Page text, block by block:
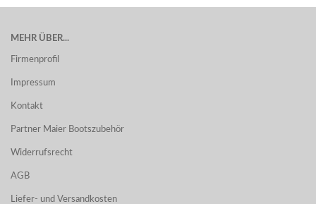
MEHR ÜBER...
Firmenprofil
Impressum
Kontakt
Partner Maier Bootszubehör
Widerrufsrecht
AGB
Liefer- und Versandkosten